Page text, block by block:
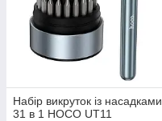
Набір викруток із насадками
31 в 1 HOCO UT11